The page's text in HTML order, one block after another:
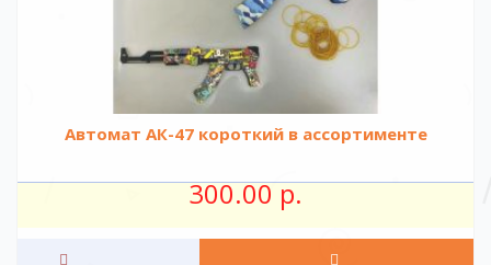
Автомат АК-47 короткий в ассортименте
300.00 р.